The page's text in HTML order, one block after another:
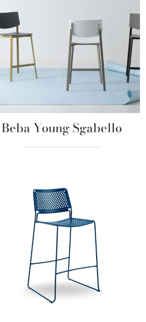
Beba Young Sgabello